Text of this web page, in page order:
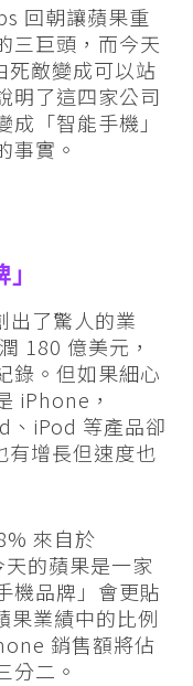
回朝讓蘋果重
三巨頭，而今天
敵變成可以站
明了這四家公司
「智能手機」
事實。
出了驚人的業
180 億美元，
錄。但如果細心
iPhone，
、iPod 等產品卻
增長但速度也
來自於
的蘋果是一家
機品牌」會更貼
果業績中的比例
銷售額將佔
分二。